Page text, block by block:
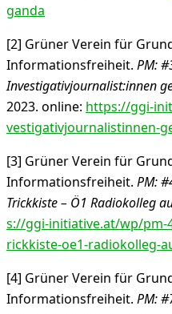
ganda
[2] Grüner Verein für
Informationsfreiheit. PM:
Investigativjournalist:innen
2023. online: https://ggi-
vestigativjournalistinnen-
[3] Grüner Verein für
Informationsfreiheit. PM:
Trickkiste – Ö1 Radiokolleg
s://ggi-initiative.at/wp/pm-
rickkiste-oe1-radiokolleg-
[4] Grüner Verein für
Informationsfreiheit. PM: